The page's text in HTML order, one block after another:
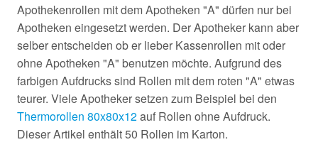
Apothekenrollen mit dem Apotheken "A" dürfen nur bei
Apotheken eingesetzt werden. Der Apotheker kann aber
selber entscheiden ob er lieber Kassenrollen mit oder
ohne Apotheken "A" benutzen möchte. Aufgrund des
farbigen Aufdrucks sind Rollen mit dem roten "A" etwas
teurer. Viele Apotheker setzen zum Beispiel bei den
Thermorollen 80x80x12auf Rollen ohne Aufdruck.
Dieser Artikel enthält 50 Rollen im Karton.